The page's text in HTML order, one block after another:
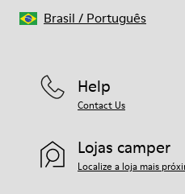
Help
Contact Us
Lojas camper
Localize a loja mais
Brasil / Português